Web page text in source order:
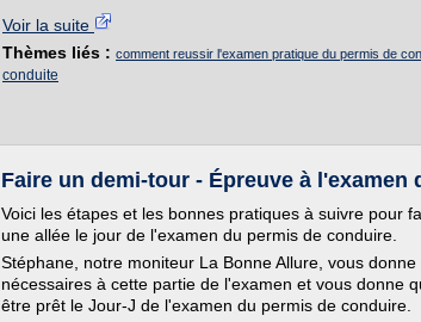
Voir la suite
Thèmes liés : comment reussir l'examen pratique du permis de
conduite
Faire un demi-tour - Épreuve à l'examen
Voici les étapes et les bonnes pratiques à suivre pour
une allée le jour de l'examen du permis de conduire.
Stéphane, notre moniteur La Bonne Allure, vous
nécessaires à cette partie de l'examen et vous donne
être prêt le Jour-J de l'examen du permis de conduire.